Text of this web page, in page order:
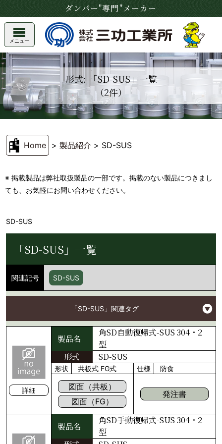
ダンパー"専門"メーカー
メニュー
形式: 「SD-SUS」一覧
（2件）
Home > 製品紹介 > SD-SUS
※ 掲載製品は弊社取扱製品の一部です。掲載のない製品につきまし
ても、お気軽にお問い合わせください。
SD-SUS
「SD-SUS」一覧
関連記号 SD-SUS
「SD-SUS」関連タグ
詳細
製品名
角SD自動復帰式-SUS 304・2
型
形式
SD-SUS
形状 共板式 FG式 仕様 防食
図面（共板）
図面（FG）
発注書
製品名
角SD手動復帰式-SUS 304・2
型